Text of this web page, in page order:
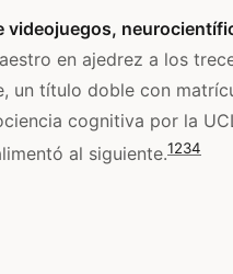
videojuegos,
en ajedrez a los
un título doble con
cognitiva por la
al siguiente.1234